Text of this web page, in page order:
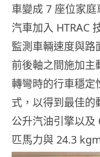
車變成 7 座位家
汽車加入 HTRAC
監測車輛速度與路
前後軸之間施加
轉彎時的行車穩定
式，以得到最佳的
公升汽油引擎以
匹馬力與 24.3